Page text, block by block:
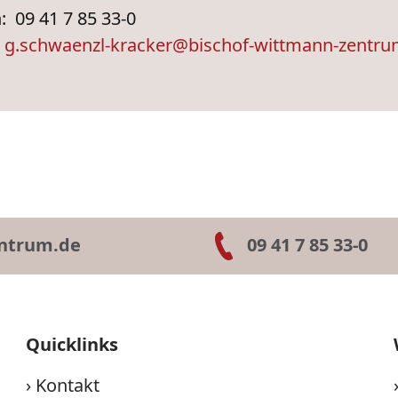
09 41 7 85 33-0
g.schwaenzl-kracker@bischof-wittmann-
09 41 7 85 33-0
Quicklinks
› Kontakt